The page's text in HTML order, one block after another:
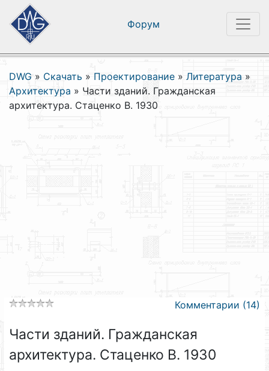
Форум
DWG » Скачать » Проектирование » Литература »
Архитектура » Части зданий. Гражданская
архитектура. Стаценко В. 1930
Комментарии (14)
Части зданий. Гражданская
архитектура. Стаценко В. 1930